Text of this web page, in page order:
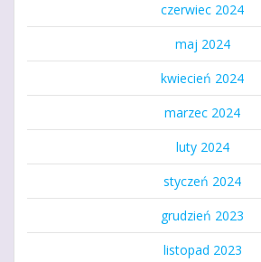
czerwiec 2024
maj 2024
kwiecień 2024
marzec 2024
luty 2024
styczeń 2024
grudzień 2023
listopad 2023